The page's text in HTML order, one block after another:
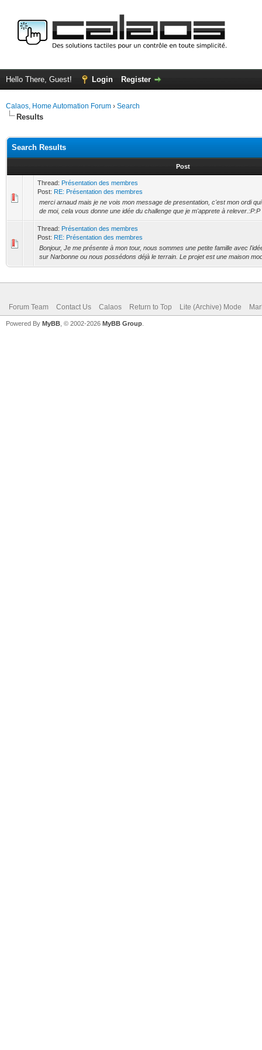
Hello There, Guest! Login Register
Calaos, Home Automation Forum › Search
Results
Search Results
Post
Thread: Présentation des membres
Post: RE: Présentation des membres
merci arnaud mais je ne vois mon message de presentation, c'est mon ordi
de moi, cela vous donne une idée du challenge que je m'apprete à relever.:P:P
Thread: Présentation des membres
Post: RE: Présentation des membres
Bonjour, Je me présente à mon tour, nous sommes une petite famille avec
sur Narbonne ou nous possédons déjà le terrain. Le projet est une maison
Forum Team Contact Us Calaos Return to Top Lite (Archive) Mode
Powered By MyBB , © 2002-2026 MyBB Group